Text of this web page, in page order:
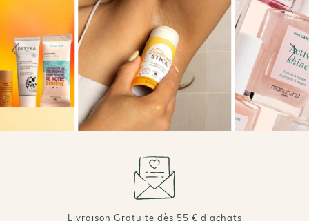
Livraison Gratuite dès 55 € d'achats